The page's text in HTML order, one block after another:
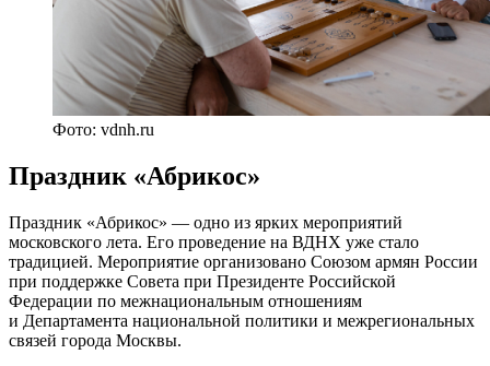
Фото: vdnh.ru
Праздник «Абрикос»
Праздник «Абрикос» — одно из ярких мероприятий
московского лета. Его проведение на ВДНХ уже стало
традицией. Мероприятие организовано Союзом армян России
при поддержке Совета при Президенте Российской
Федерации по межнациональным отношениям
и Департамента национальной политики и межрегиональных
связей города Москвы.